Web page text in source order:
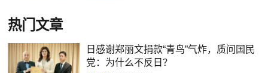
热门文章
日感谢郑丽文捐款“青鸟”气炸，质问国民
党：为什么不反日？